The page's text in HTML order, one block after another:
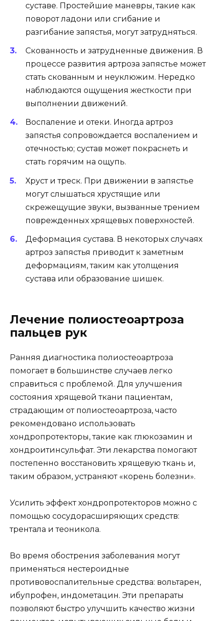
суставе. Простейшие маневры, такие как
поворот ладони или сгибание и
разгибание запястья, могут затрудняться.
Скованность и затрудненные движения. В
процессе развития артроза запястье может
стать скованным и неуклюжим. Нередко
наблюдаются ощущения жесткости при
выполнении движений.
Воспаление и отеки. Иногда артроз
запястья сопровождается воспалением и
отечностью; сустав может покраснеть и
стать горячим на ощупь.
Хруст и треск. При движении в запястье
могут слышаться хрустящие или
скрежещущие звуки, вызванные трением
поврежденных хрящевых поверхностей.
Деформация сустава. В некоторых случаях
артроз запястья приводит к заметным
деформациям, таким как утолщения
сустава или образование шишек.
Лечение полиостеоартроза
пальцев рук
Ранняя диагностика полиостеоартроза
помогает в большинстве случаев легко
справиться с проблемой. Для улучшения
состояния хрящевой ткани пациентам,
страдающим от полиостеоартроза, часто
рекомендовано использовать
хондропротекторы, такие как глюкозамин и
хондроитинсульфат. Эти лекарства помогают
постепенно восстановить хрящевую ткань и,
таким образом, устраняют «корень болезни».
Усилить эффект хондропротекторов можно с
помощью сосудорасширяющих средств:
трентала и теоникола.
Во время обострения заболевания могут
применяться нестероидные
противовоспалительные средства: вольтарен,
ибупрофен, индометацин. Эти препараты
позволяют быстро улучшить качество жизни